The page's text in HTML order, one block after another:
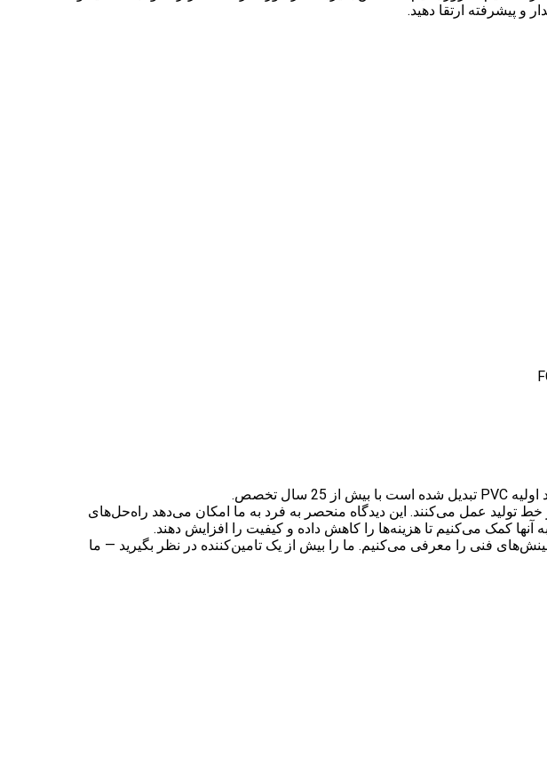
و پیشرفته ارتقا دهید.
با بیش از 25 سال تخصص.
تولید عمل می‌کنند. این دیدگاه منحصر به فرد به ما امکان می‌دهد راه‌حل‌های
کمک می‌کنیم تا هزینه‌ها را کاهش داده و کیفیت را افزایش دهند.
فنی را معرفی می‌کنیم. ما را بیش از یک تامین‌کننده در نظر بگیرید — ما